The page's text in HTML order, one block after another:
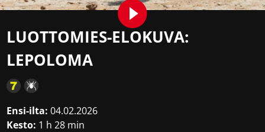
LUOTTOMIES-ELOKUVA:
LEPOLOMA
Ensi-ilta: 04.02.2026
Kesto: 1 h 28 min